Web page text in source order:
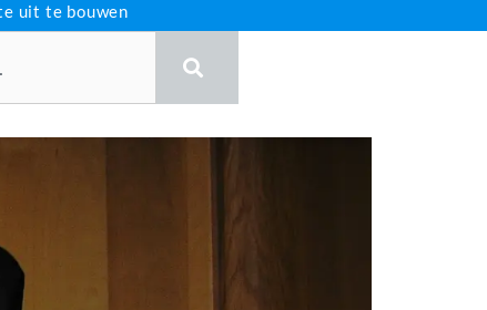
uit te bouwen